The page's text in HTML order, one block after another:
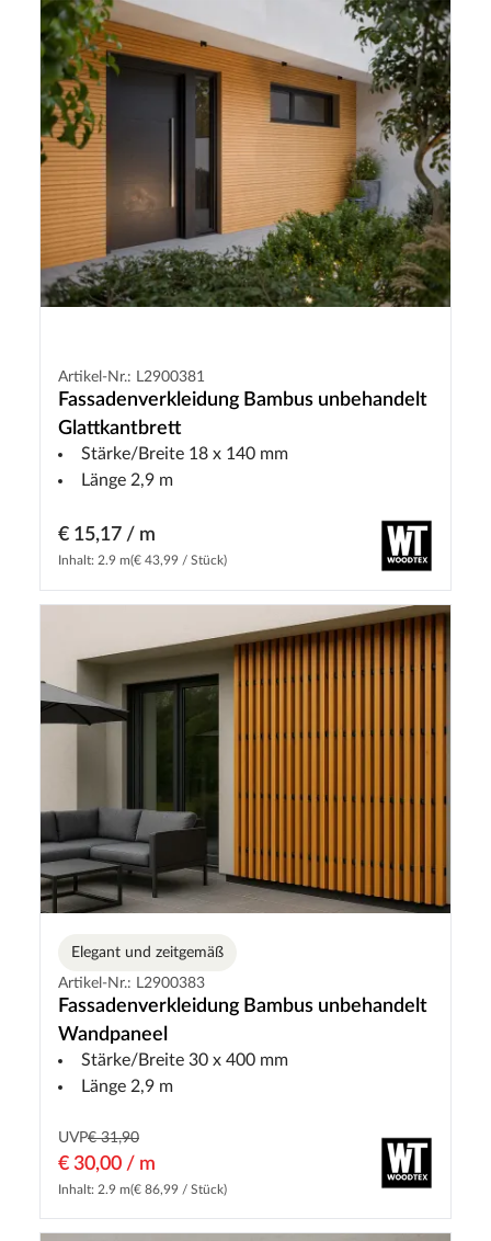
Artikel-Nr.: L2900381
Fassadenverkleidung Bambus unbehandelt
Glattkantbrett
Stärke/Breite 18 x 140 mm
Länge 2,9 m
€ 15,17 / m
Inhalt: 2.9 m(€ 43,99 / Stück)
Elegant und zeitgemäß
Artikel-Nr.: L2900383
Fassadenverkleidung Bambus unbehandelt
Wandpaneel
Stärke/Breite 30 x 400 mm
Länge 2,9 m
UVP€ 31,90
€ 30,00 / m
Inhalt: 2.9 m(€ 86,99 / Stück)